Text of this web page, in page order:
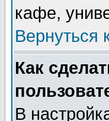
кафе,
Вернуться
Как
В